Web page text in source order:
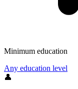
Minimum education
Any education level
👤